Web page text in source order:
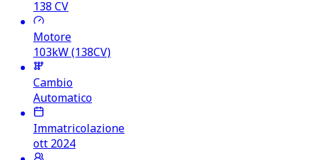
138 CV
Motore
103kW (138CV)
Cambio
Automatico
Immatricolazione
ott 2024